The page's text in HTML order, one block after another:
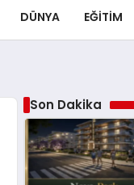
DÜNYA EĞITIM
Son Dakika